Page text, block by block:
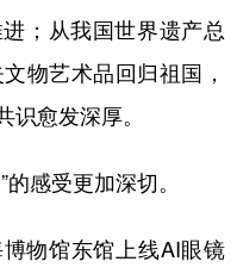
；从我国世界遗产总
物艺术品回归祖国，
识愈发深厚。
感受更加深切。
物馆东馆上线AI眼镜